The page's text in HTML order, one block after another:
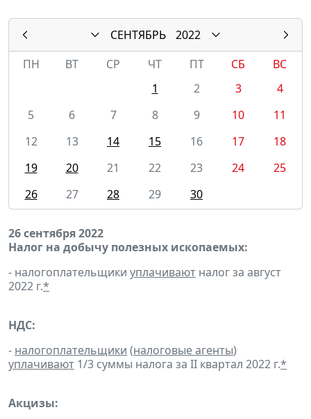
СЕНТЯБРЬ
2022
ПН
ВТ СР ЧТ ПТ СБ
ВС
1
2 3
4
5
6 7 8 9 10
11
12
13 14 15 16 17
18
19
20 21 22 23 24
25
26
27 28 29 30
26 сентября 2022
Налог на добычу полезных ископаемых:
- налогоплательщики уплачивают налог за август
2022 г.*
НДС:
- налогоплательщики (налоговые агенты)
уплачивают 1/3 суммы налога за II квартал 2022 г.*
Акцизы: